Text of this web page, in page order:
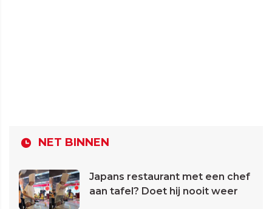
NET BINNEN
Japans restaurant met een chef
aan tafel? Doet hij nooit weer